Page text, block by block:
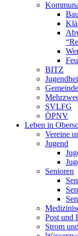
BITZ
SVLFG
ÖPNV
Leben in
Vereine
Jugend
Senioren
Post und
Strom